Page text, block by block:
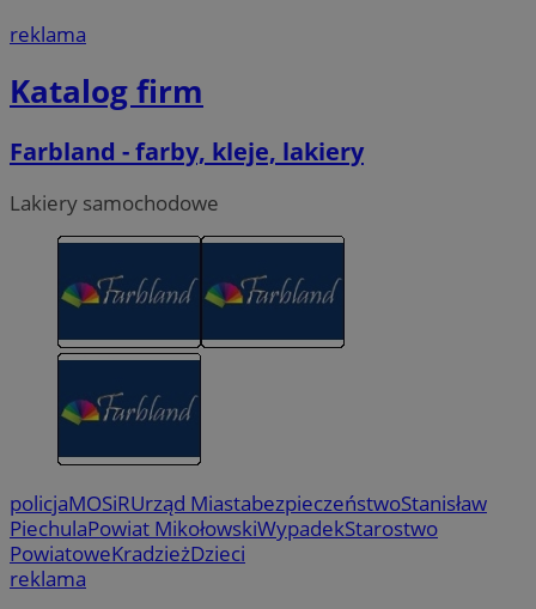
reklama
Katalog firm
Farbland - farby, kleje, lakiery
Lakiery samochodowe
policjaMOSiRUrząd MiastabezpieczeństwoStanisław
PiechulaPowiat MikołowskiWypadekStarostwo
PowiatoweKradzieżDzieci
reklama